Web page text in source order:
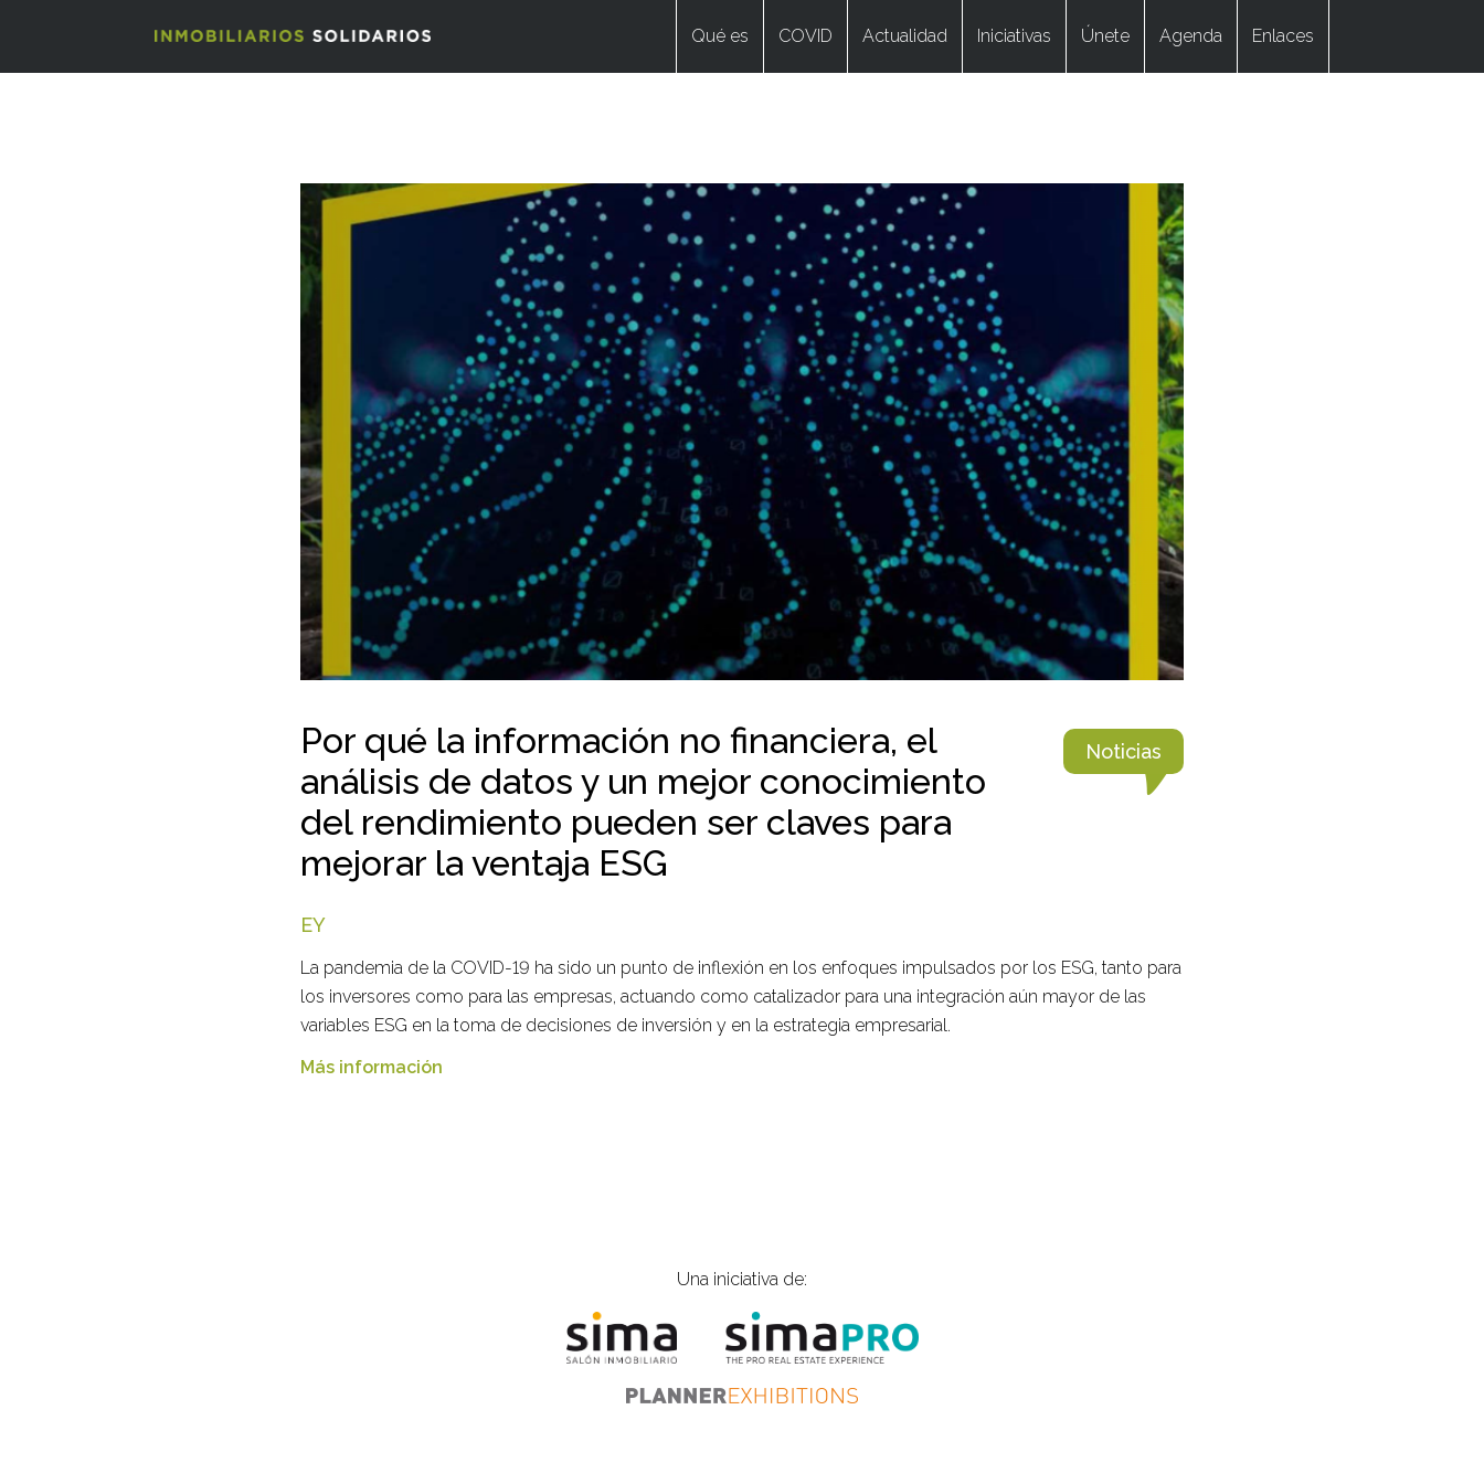
Qué es COVID Actualidad Iniciativas Únete Agenda Enlaces
Por qué la información no financiera, el
análisis de datos y un mejor conocimiento
del rendimiento pueden ser claves para
mejorar la ventaja ESG
Noticias
EY
La pandemia de la COVID-19 ha sido un punto de inflexión en los enfoques impulsados por los ESG, tanto para
los inversores como para las empresas, actuando como catalizador para una integración aún mayor de las
variables ESG en la toma de decisiones de inversión y en la estrategia empresarial.
Más información
Una iniciativa de: